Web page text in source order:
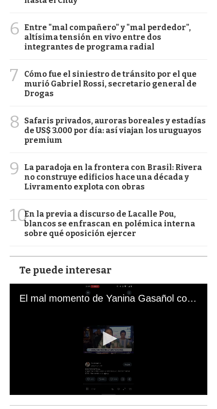
6
Entre "mal compañero" y "mal perdedor",
altísima tensión en vivo entre dos
integrantes de programa radial
7
Cómo fue el siniestro de tránsito por el que
murió Gabriel Rossi, secretario general de
Drogas
8
Safaris privados, auroras boreales y estadías
de US$ 3.000 por día: así viajan los uruguayos
premium
9
La paradoja en la frontera con Brasil: Rivera
no construye edificios hace una década y
Livramento explota con obras
10En la previa a discurso de Lacalle Pou,
blancos se enfrascan en polémica interna
sobre qué oposición ejercer
Te puede interesar
El mal momento de Yanina Gasañol con un hincha argentino en "Subrayado"
s